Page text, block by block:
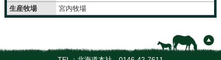
生産牧場
宮内牧場